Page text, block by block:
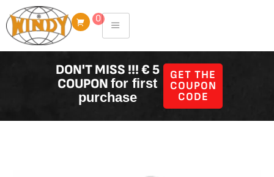
to
content
0
DON'T MISS !!! € 5
COUPONfor first
purchase
GET THE
COUPON
CODE